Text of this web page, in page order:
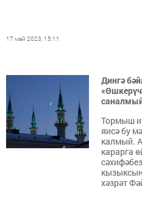
17 май 2023, 15:11
Дингә
Тормыш
яисә бу
калмый.
карарга
хәзрәт